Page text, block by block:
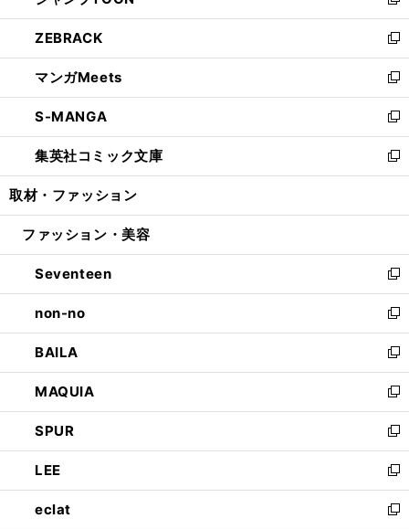
開
く
ウ
で
開
く
ン
ド
ウ
で
開
く
ウ
ィ
ン
ド
ウ
で
開
く
し
い
ウ
ィ
ン
ド
ウ
で
開
ZEBRACK
新
し
い
ウ
ィ
ン
ド
ウ
開
マンガMeets
新
し
い
ウ
ィ
ン
ウ
開
く
S-MANGA
新
し
い
ウ
ン
ウ
で
開
く
集英社コミック文庫
新
し
ウ
ン
ド
ウ
で
開
く
取材・ファッション
ファッション・美容
Seventeen
新
し
い
ウ
ィ
ン
ド
ウ
で
開
く
non-no
新
し
い
ウ
ィ
ン
ド
ウ
で
開
く
BAILA
新
し
い
ウ
ィ
ン
ド
ウ
で
MAQUIA
新
し
い
ウ
ィ
ン
ド
SPUR
新
し
い
ウ
ィ
LEE
新
し
い
eclat
新